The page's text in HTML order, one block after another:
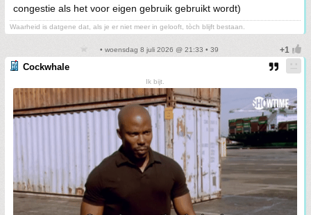
congestie als het voor eigen gebruik gebruikt wordt)
Waarheid is datgene dat, als je er niet meer in gelooft, tòch blijft bestaan.
• woensdag 8 juli 2026 @ 21:33 • 39
Cockwhale
Ik bijt.